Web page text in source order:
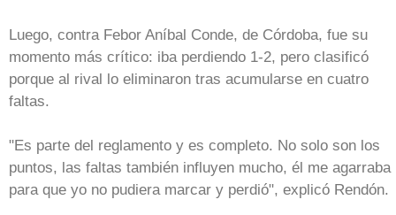
Luego, contra Febor Aníbal Conde, de Córdoba, fue su
momento más crítico: iba perdiendo 1-2, pero clasificó
porque al rival lo eliminaron tras acumularse en cuatro
faltas.
"Es parte del reglamento y es completo. No solo son los
puntos, las faltas también influyen mucho, él me agarraba
para que yo no pudiera marcar y perdió", explicó Rendón.